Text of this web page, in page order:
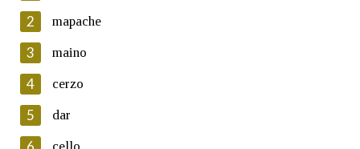
En cumprimento da normativa vixente en materia de
Protección de Datos de Carácter Persoal, a Real Academia
Galega informa a aqueles usuarios que faciliten o seu correo
electrónico, así como calquera outra información de carácter
persoal, que estes datos serán obxecto de tratamento
automatizado de carácter confidencial e incorporados aos seus
2 mapache
3 maino
4 cerzo
5 dar